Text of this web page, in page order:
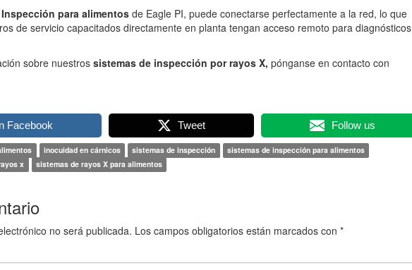
para alimentos de Eagle PI, puede conectarse perfectamente a la red, lo que
de servicio capacitados directamente en planta tengan acceso remoto para diagnósticos
sobre nuestros sistemas de inspección por rayos X, pónganse en contacto con
Facebook Tweet Follow us
inocuidad en cárnicos sistemas de inspección
sistemas de inspección para alimentos
x
sistemas de rayos X para alimentos
no será publicada. Los campos obligatorios están marcados con *